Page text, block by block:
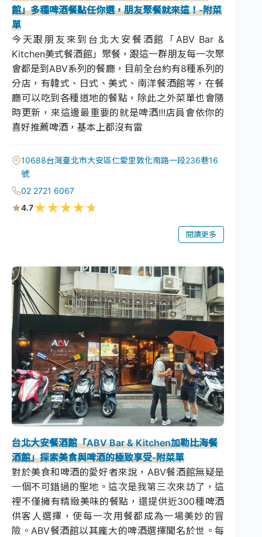
館」多種啤酒餐點任你選，朋友聚餐就來這！-附菜
單
今天跟朋友來到台北大安餐酒館「ABV Bar &
Kitchen美式餐酒館」聚餐，跟這一群朋友每一次聚
會都是到ABV系列的餐廳，目前全台約有8種系列的
分店，有韓式、日式、美式、南洋餐酒館等，在餐
廳可以吃到各種道地的餐點，除此之外菜單也會隨
時更新，來這邊最重要的就是啤酒!!!店員會依你的
喜好推薦啤酒，基本上都沒有雷
10688台灣臺北市大安區仁愛里敦化南路一段236巷16
號
02 2721 6067
4.7★★★★★
閱讀更多
台北大安餐酒館「ABV Bar & Kitchen加勒比海餐
酒館」探索美食與啤酒的極致享受-附菜單
對於美食和啤酒的愛好者來說，ABV餐酒館無疑是
一個不可錯過的聖地。這次是我第三次來訪了，這
裡不僅擁有精緻美味的餐點，還提供近300種啤酒
供客人選擇，使每一次用餐都成為一場美妙的冒
險。ABV餐酒館以其龐大的啤酒選擇聞名於世。每